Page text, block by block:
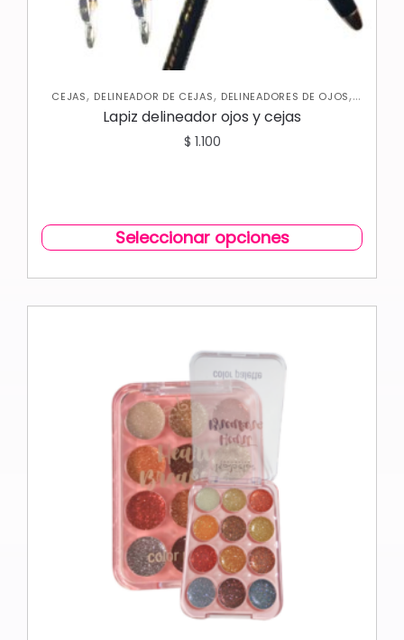
CEJAS, DELINEADOR DE CEJAS, DELINEADORES DE OJOS,
OJOS
Lapiz delineador ojos y cejas
$ 1.100
Seleccionar opciones